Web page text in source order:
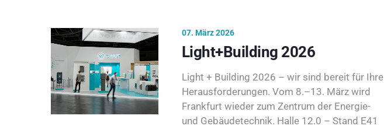
07. März 2026
Light+Building 2026
Light + Building 2026 – wir sind bereit für Ihre
Herausforderungen. Vom 8.–13. März wird
Frankfurt wieder zum Zentrum der Energie-
und Gebäudetechnik. Halle 12.0 – Stand E41